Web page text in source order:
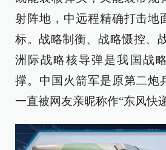
射阵地，中远程精确打击地
标。战略制衡、战略慑控、
洲际战略核导弹是我国战
撑。中国火箭军是原第二炮
一直被网友亲昵称作“东风快